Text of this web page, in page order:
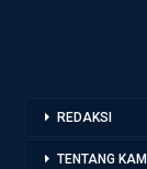
REDAKSI
TENTANG KAMI